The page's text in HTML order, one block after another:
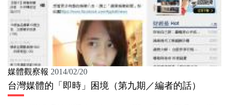
媒體觀察報 2014/02/20
台灣媒體的「即時」困境（第九期／編者的話）